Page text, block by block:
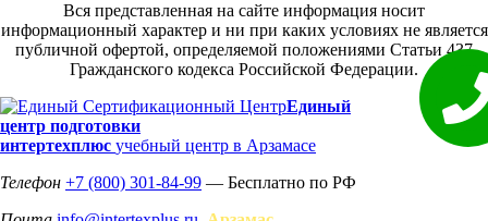
Вся представленная на сайте информация носит
информационный характер и ни при каких условиях не является
публичной офертой, определяемой положениями Статьи 437
Гражданского кодекса Российской Федерации.
Единый
центр подготовки
интертехплюс учебный центр в Арзамасе
Телефон +7 (800) 301-84-99 — Бесплатно по РФ